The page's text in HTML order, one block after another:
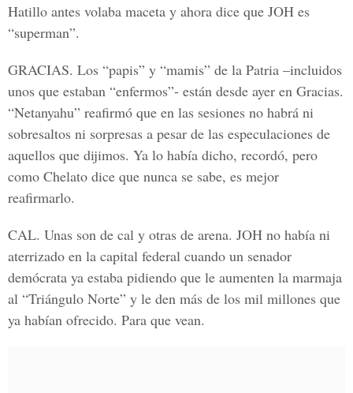
Hatillo antes volaba maceta y ahora dice que JOH es
“superman”.
GRACIAS. Los “papis” y “mamis” de la Patria –incluidos
unos que estaban “enfermos”- están desde ayer en Gracias.
“Netanyahu” reafirmó que en las sesiones no habrá ni
sobresaltos ni sorpresas a pesar de las especulaciones de
aquellos que dijimos. Ya lo había dicho, recordó, pero
como Chelato dice que nunca se sabe, es mejor
reafirmarlo.
CAL. Unas son de cal y otras de arena. JOH no había ni
aterrizado en la capital federal cuando un senador
demócrata ya estaba pidiendo que le aumenten la marmaja
al “Triángulo Norte” y le den más de los mil millones que
ya habían ofrecido. Para que vean.